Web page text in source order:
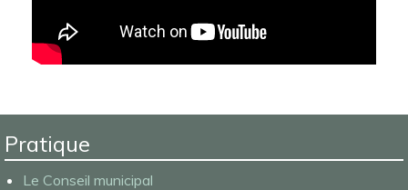
Pratique
Le Conseil municipal